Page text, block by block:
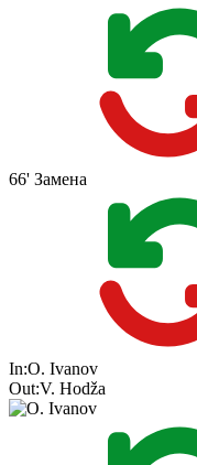
66' Замена
In:O. Ivanov
Out:V. Hodža